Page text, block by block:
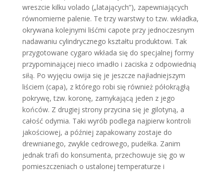
wreszcie kilku volado („latających”), zapewniających
równomierne palenie. Te trzy warstwy to tzw. wkładka,
okrywana kolejnymi liśćmi capote przy jednoczesnym
nadawaniu cylindrycznego kształtu produktowi. Tak
przygotowane cygaro wkłada się do specjalnej formy
przypominającej nieco imadło i zaciska z odpowiednią
siłą. Po wyjęciu owija się je jeszcze najładniejszym
liściem (capa), z którego robi się również półokrągłą
pokrywę, tzw. koronę, zamykającą jeden z jego
końców. Z drugiej strony przycina się je gilotyną, a
całość odymia. Taki wyrób podlega najpierw kontroli
jakościowej, a później zapakowany zostaje do
drewnianego, zwykle cedrowego, pudełka. Zanim
jednak trafi do konsumenta, przechowuje się go w
pomieszczeniach o ustalonej temperaturze i